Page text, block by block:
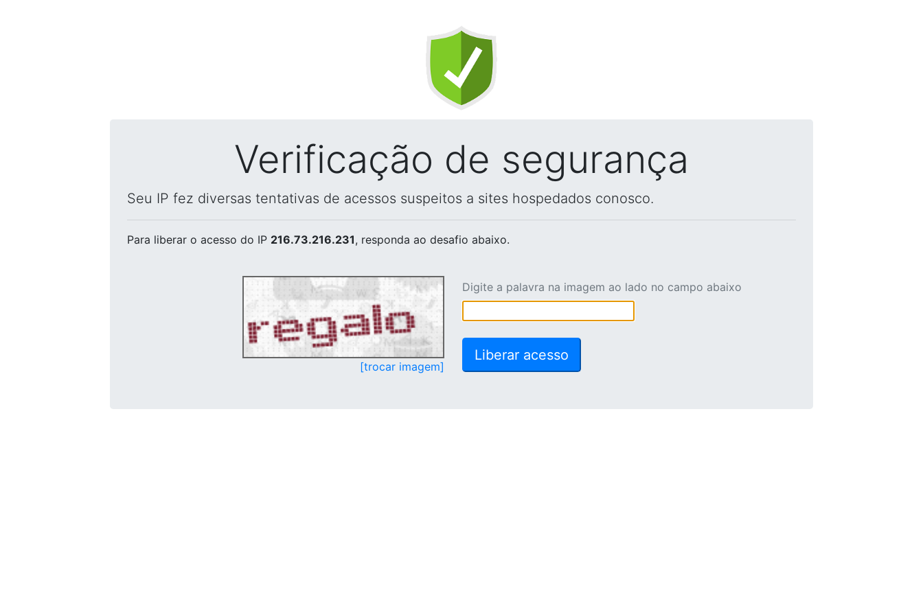
Verificação de segurança
Seu IP fez diversas tentativas de acessos suspeitos a sites hospedados conosco.
Para liberar o acesso do IP 216.73.216.231, responda ao desafio abaixo.
[trocar imagem]
Digite a palavra na imagem ao lado no campo abaixo